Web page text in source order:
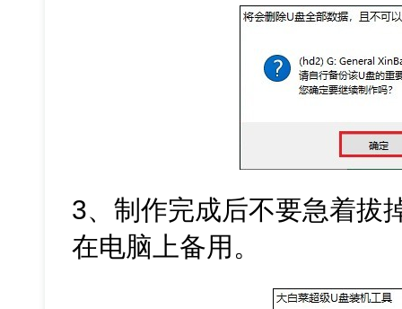
3、制作完成后不要急着拔
在电脑上备用。